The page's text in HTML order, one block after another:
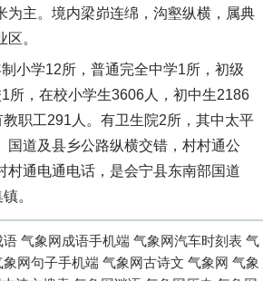
为主。境内梁峁连绵，沟壑纵横，属典
。
小学12所，普通完全中学1所，初级
所，在校小学生3606人，初中生2186
职工291人。有卫生院2所，其中太平
国道及县乡公路纵横交错，村村通公
村通电通电话，是会宁县东南部国道
。
语 气象网成语手机端 气象网汽车时刻表 气
象网句子手机端 气象网古诗文 气象网 气象